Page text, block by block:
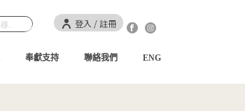
登入 / 註冊
奉獻支持 聯絡我們 ENG